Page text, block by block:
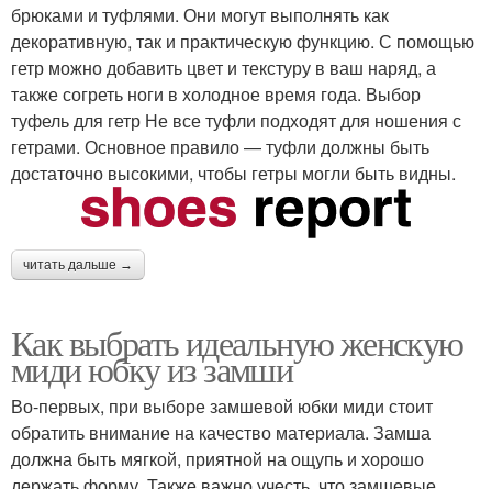
брюками и туфлями. Они могут выполнять как
декоративную, так и практическую функцию. С помощью
гетр можно добавить цвет и текстуру в ваш наряд, а
также согреть ноги в холодное время года. Выбор
туфель для гетр Не все туфли подходят для ношения с
гетрами. Основное правило — туфли должны быть
достаточно высокими, чтобы гетры могли быть видны.
читать дальше →
Как выбрать идеальную женскую
миди юбку из замши
Во-первых, при выборе замшевой юбки миди стоит
обратить внимание на качество материала. Замша
должна быть мягкой, приятной на ощупь и хорошо